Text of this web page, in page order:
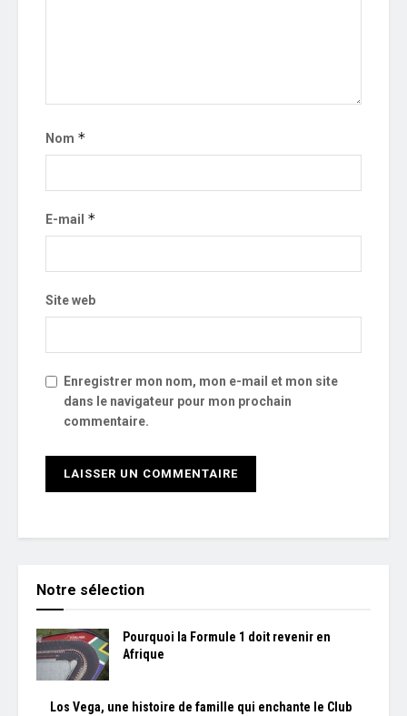
Nom *
E-mail *
Site web
Enregistrer mon nom, mon e-mail et mon site
dans le navigateur pour mon prochain
commentaire.
Notre sélection
Pourquoi la Formule 1 doit revenir en
Afrique
Los Vega, une histoire de famille qui enchante le Club